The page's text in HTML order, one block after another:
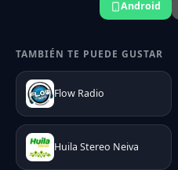
Android
TAMBIÉN TE PUEDE GUSTAR
Flow Radio
Huila Stereo Neiva